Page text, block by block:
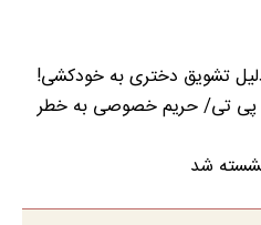
تشویق دختری به خودکشی!
پی تی/ حریم خصوصی به خطر
شد